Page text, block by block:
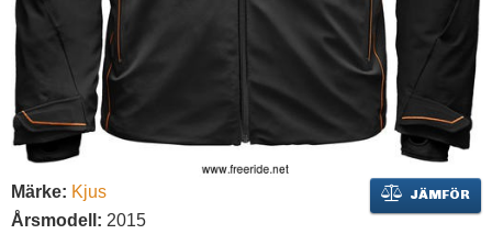
JÄMFÖR
Märke: Kjus
Årsmodell: 2015